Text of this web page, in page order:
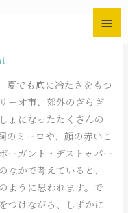
メ
メ
ニ
ュ
夏でも底に冷たさをもつ
ーオ市、郊外のぎらぎ
ょになったたくさんの
のミーロや、顔の赤いこ
ーガント・デストゥパー
かで考えていると、
ように思われます。で
つけながら、しずかに